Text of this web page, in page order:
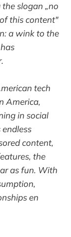
slogan „no
this content"
a wink to the
tech
America,
in social
content,
the
as fun. With
en